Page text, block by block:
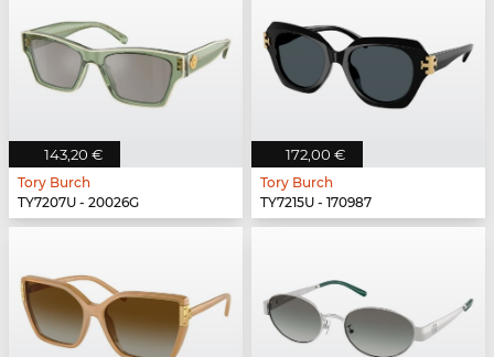
143,20 €
Tory Burch
TY7207U - 20026G
172,00 €
Tory Burch
TY7215U - 170987